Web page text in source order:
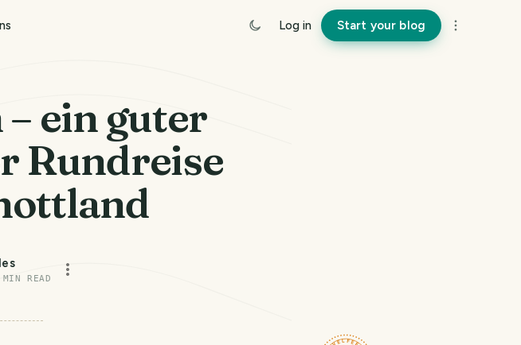
Log in Start your blog
ein guter
Rundreise
MIN READ